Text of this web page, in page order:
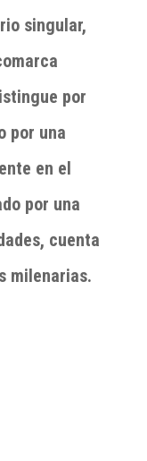
singular,
por
por una
en el
por una
cuenta
milenarias.